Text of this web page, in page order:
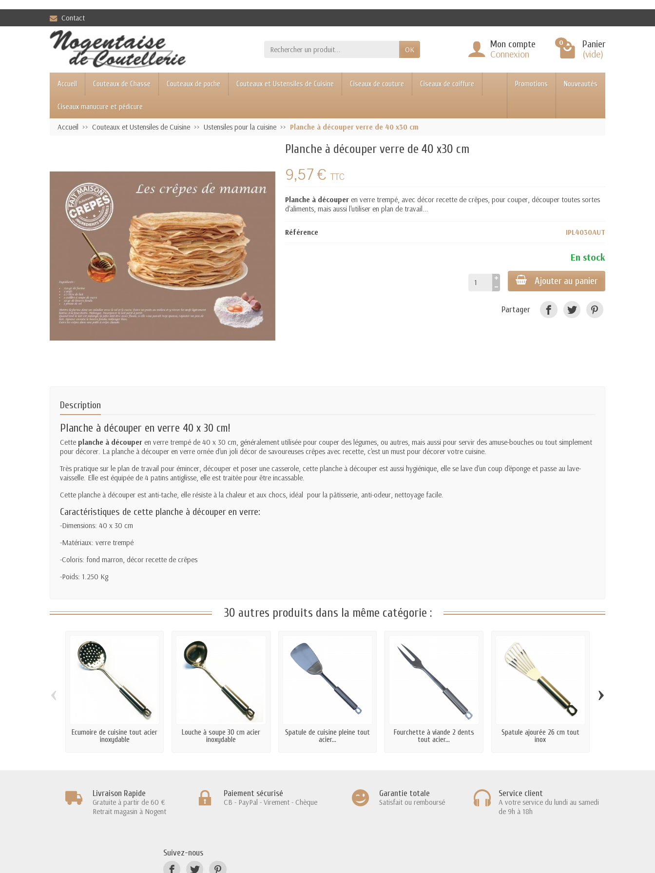
Contact
OK Mon compte
Connexion
0 Panier
(vide)
Accueil Couteaux de Chasse Couteaux de poche Couteaux et Ustensiles de Cuisine Ciseaux de couture Ciseaux de coiffure
Ciseaux manucure et pédicure
Promotions Nouveautés
Accueil Couteaux et Ustensiles de Cuisine Ustensiles pour la cuisine Planche à découper verre de 40 x30 cm
Planche à découper verre de 40 x30 cm
9,57 €TTC
Planche à découper en verre trempé, avec décor recette de crêpes, pour couper, découper toutes sortes
d'aliments, mais aussi l'utiliser en plan de travail...
Référence IPL4030AUT
En stock
Ajouter au panier
Partager
Description
Planche à découper en verre 40 x 30 cm!
Cette planche à découper en verre trempé de 40 x 30 cm, généralement utilisée pour couper des légumes, ou autres, mais aussi pour servir des amuse-bouches ou tout simplement
pour décorer. La planche à découper en verre ornée d'un joli décor de savoureuses crêpes avec recette, c'est un must pour décorer votre cuisine.
Très pratique sur le plan de travail pour émincer, découper et poser une casserole, cette planche à découper est aussi hygiénique, elle se lave d'un coup d'éponge et passe au lave-
vaisselle. Elle est équipée de 4 patins antiglisse, elle est traitée pour être incassable.
Cette planche à découper est anti-tache, elle résiste à la chaleur et aux chocs, idéal pour la pâtisserie, anti-odeur, nettoyage facile.
Caractéristiques de cette planche à découper en verre:
-Dimensions: 40 x 30 cm
-Matériaux: verre trempé
-Coloris: fond marron, décor recette de crêpes
-Poids: 1.250 Kg
30 autres produits dans la même catégorie :
Ecumoire de cuisine tout acier
inoxydable
Louche à soupe 30 cm acier
inoxydable
Spatule de cuisine pleine tout
acier...
Fourchette à viande 2 dents
tout acier...
Spatule ajourée 26 cm tout
inox
‹ ›
Livraison Rapide
Gratuite à partir de 60 €
Retrait magasin à Nogent
Paiement sécurisé
CB - PayPal - Virement - Chèque
Garantie totale
Satisfait ou remboursé
Service client
A votre service du lundi au samedi
de 9h à 18h
Suivez-nous